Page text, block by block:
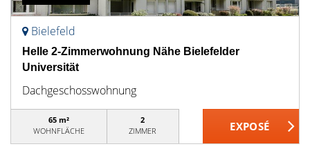
Bielefeld
Helle 2-Zimmerwohnung Nähe Bielefelder
Universität
Dachgeschosswohnung
65 m²
WOHNFLÄCHE
2
ZIMMER